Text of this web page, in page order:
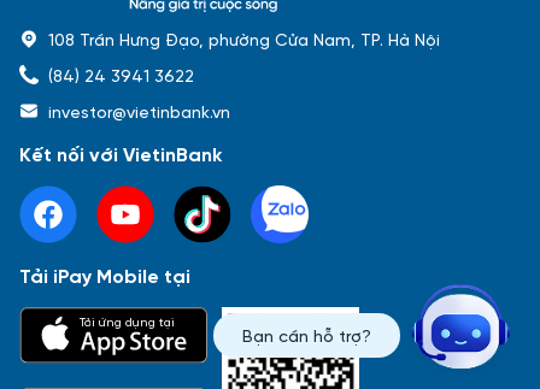
Báo cáo tài chính Thông tin giao dịch
Sự kiện
Bạn cần hỗ trợ?
108 Trần Hưng Đạo, phường Cửa Nam, TP. Hà Nội
(84) 24 3941 3622
investor@vietinbank.vn
Kết nối với VietinBank
Tải iPay Mobile tại
Tải ứng dụng tại